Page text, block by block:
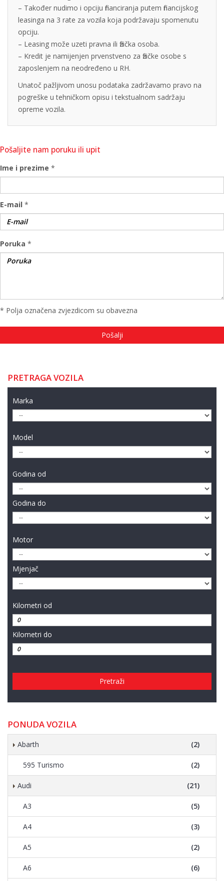
– Također nudimo i opciju financiranja putem financijskog
leasinga na 3 rate za vozila koja podržavaju spomenutu
opciju.
– Leasing može uzeti pravna ili fizička osoba.
– Kredit je namijenjen prvenstveno za fizičke osobe s
zaposlenjem na neodređeno u RH.
Unatoč pažljivom unosu podataka zadržavamo pravo na
pogreške u tehničkom opisu i tekstualnom sadržaju
opreme vozila.
Pošaljite nam poruku ili upit
Ime i prezime *
E-mail *
Poruka *
* Polja označena zvjezdicom su obavezna
PRETRAGA VOZILA
Marka
Model
Godina od
Godina do
Motor
Mjenjač
Kilometri od
Kilometri do
Pretraži
PONUDA VOZILA
Abarth (2)
595 Turismo (2)
Audi (21)
A3 (5)
A4 (3)
A5 (2)
A6 (6)